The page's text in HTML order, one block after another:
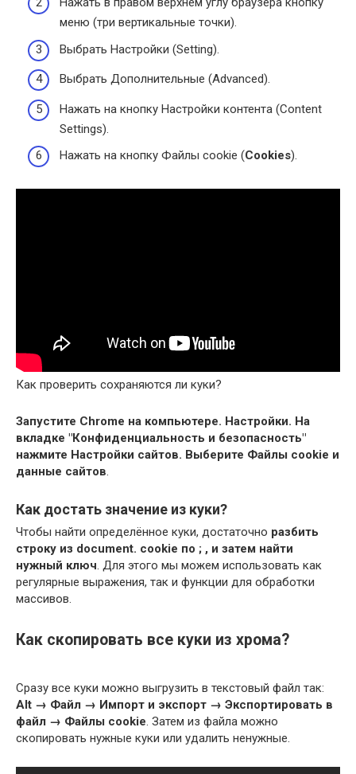
меню (три вертикальные точки).
Выбрать Настройки (Setting).
Выбрать Дополнительные (Advanced).
Нажать на кнопку Настройки контента (Content
Settings).
Нажать на кнопку Файлы cookie (Cookies).
Как проверить сохраняются ли куки?
Запустите Chrome на компьютере. Настройки. На
вкладке "Конфиденциальность и безопасность"
нажмите Настройки сайтов. Выберите Файлы cookie и
данные сайтов.
Как достать значение из куки?
Чтобы найти определённое куки, достаточно разбить
строку из document. cookie по ; , и затем найти
нужный ключ. Для этого мы можем использовать как
регулярные выражения, так и функции для обработки
массивов.
Как скопировать все куки из хрома?
Сразу все куки можно выгрузить в текстовый файл так:
Alt → Файл → Импорт и экспорт → Экспортировать в
файл → Файлы cookie. Затем из файла можно
скопировать нужные куки или удалить ненужные.